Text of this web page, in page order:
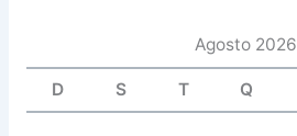
Agosto 2026
D S T Q